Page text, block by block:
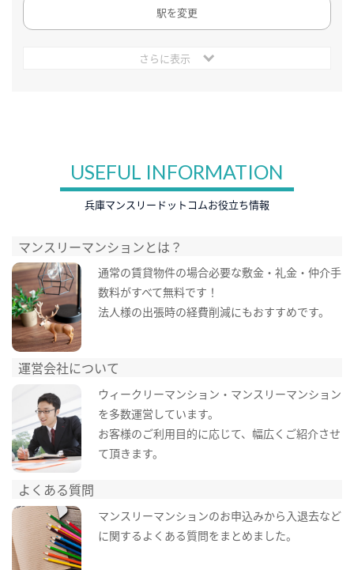
駅を変更
さらに表示
USEFUL INFORMATION
兵庫マンスリードットコムお役立ち情報
マンスリーマンションとは？
通常の賃貸物件の場合必要な敷金・礼金・仲介手
数料がすべて無料です！
法人様の出張時の経費削減にもおすすめです。
運営会社について
ウィークリーマンション・マンスリーマンション
を多数運営しています。
お客様のご利用目的に応じて、幅広くご紹介させ
て頂きます。
よくある質問
マンスリーマンションのお申込みから入退去など
に関するよくある質問をまとめました。